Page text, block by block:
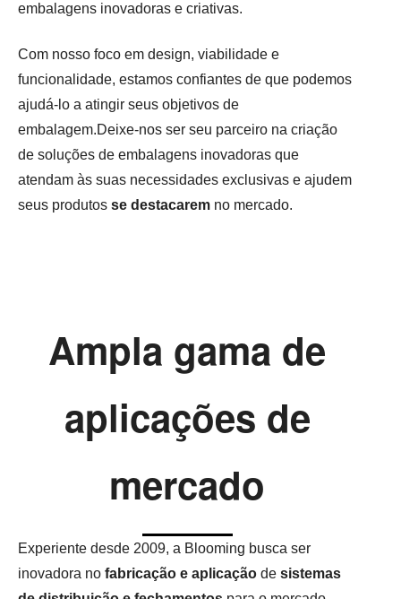
embalagens inovadoras e criativas.
Com nosso foco em design, viabilidade e
funcionalidade, estamos confiantes de que podemos
ajudá-lo a atingir seus objetivos de
embalagem.Deixe-nos ser seu parceiro na criação
de soluções de embalagens inovadoras que
atendam às suas necessidades exclusivas e ajudem
seus produtos se destacarem no mercado.
Ampla gama de
aplicações de
mercado
Experiente desde 2009, a Blooming busca ser
inovadora no fabricação e aplicação de sistemas